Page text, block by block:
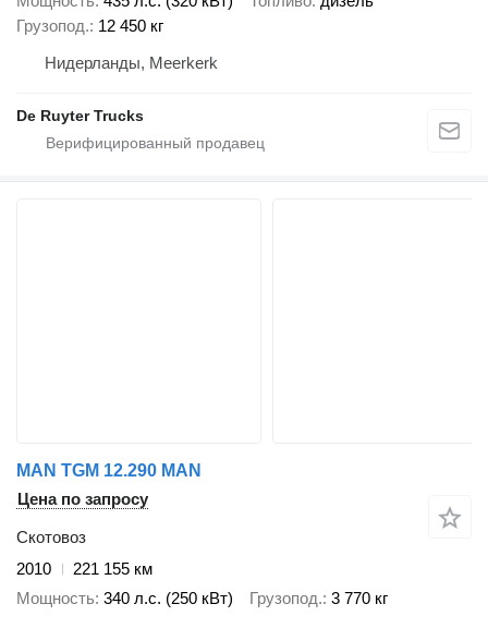
Грузопод. 12 450 кг
Нидерланды, Meerkerk
De Ruyter Trucks
MAN TGM 12.290 MAN
Цена по запросу
Скотовоз
2010
221 155 км
Мощность 340 л.с. (250 кВт) Грузопод. 3 770 кг